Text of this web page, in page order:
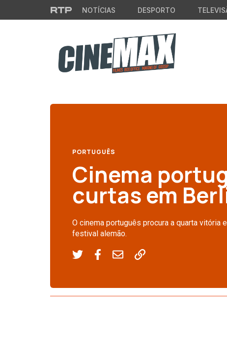
Saltar para o conteúdo principal
NOTÍCIAS DESPORTO
PORTUGUÊS
Cinema
curtas em
O cinema português procura a quarta
festival alemão.